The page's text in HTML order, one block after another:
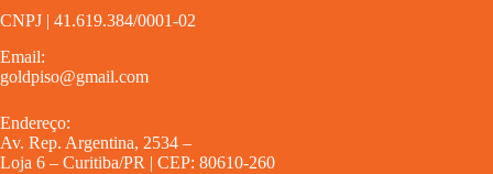
CNPJ | 41.619.384/0001-02
Email:
goldpiso@gmail.com
Endereço:
Av. Rep. Argentina, 2534 –
Loja 6 – Curitiba/PR | CEP: 80610-260